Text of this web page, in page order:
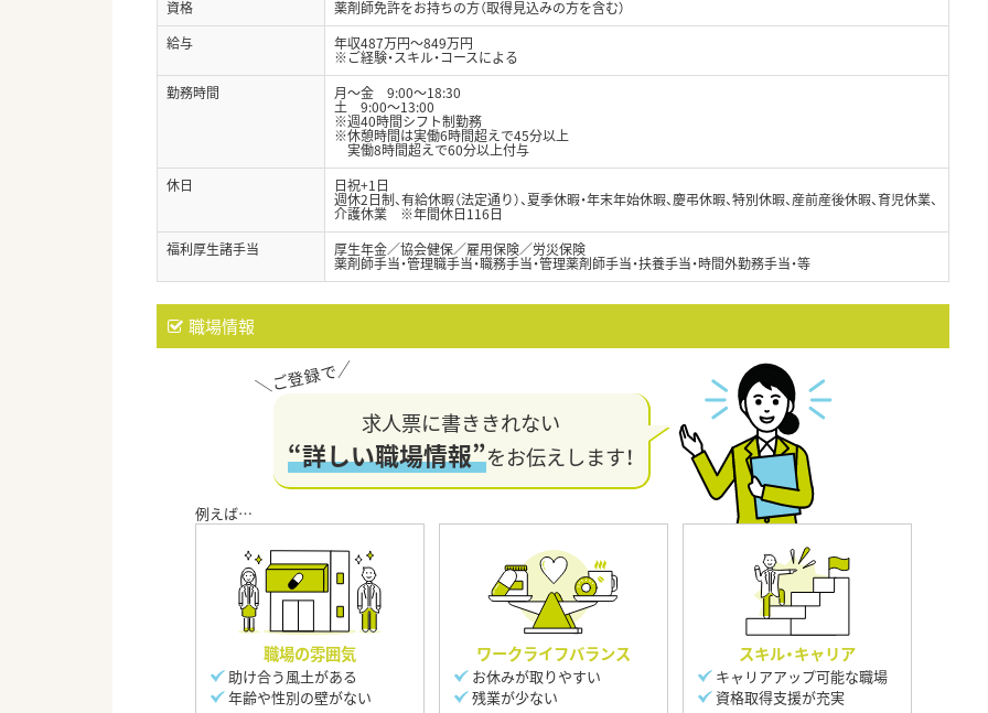
資格
薬剤師免許をお持ちの方（取得見込みの方を含む）
給与
年収487万円～849万円
※ご経験・スキル・コースによる
勤務時間
月～金 9:00～18:30
土 9:00～13:00
※週40時間シフト制勤務
※休憩時間は実働6時間超えで45分以上
実働8時間超えで60分以上付与
休日
日祝+1日
週休2日制、有給休暇（法定通り）、夏季休暇・年末年始休暇、慶弔休暇、特別休暇、産前産後休暇、育児休業、
介護休業 ※年間休日116日
福利厚生諸手当
厚生年金／協会健保／雇用保険／労災保険
薬剤師手当・管理職手当・職務手当・管理薬剤師手当・扶養手当・時間外勤務手当・等
職場情報
求人票に書ききれない
“詳しい職場情報”をお伝えします！
職場の雰囲気
助け合う風土がある
年齢や性別の壁がない
ワークライフバランス
お休みが取りやすい
残業が少ない
スキル・キャリア
キャリアアップ可能な職場
資格取得支援が充実